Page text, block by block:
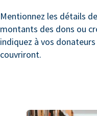
Mentionnez les détails
montants des dons ou
indiquez à vos
couvriront.